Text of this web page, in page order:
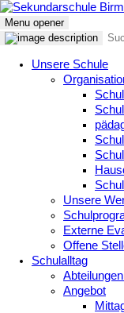
Menu opener
Unsere Schule
Unsere
Externe
Offene
Schulalltag
Angebot